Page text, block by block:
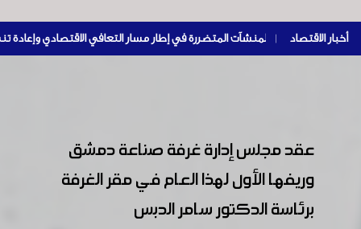
أخبار الاقتصاد |
عقد مجلس إدارة غرفة صناعة دمشق
وريفها الأول لهذا العام في مقر الغرفة
برئاسة الدكتور سامر الدبس